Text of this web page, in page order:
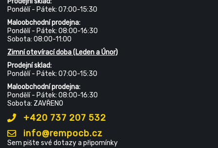
Pondělí - Pátek: 07:00-15:30
Maloobchodní prodejna:
Pondělí - Pátek: 08:00-16:30
Sobota: 08:00-11:00
Zimní otevírací doba (Leden a Únor)
Prodejní sklad:
Pondělí - Pátek: 07:00-15:30
Maloobchodní prodejna:
Pondělí - Pátek: 08:00-16:30
Sobota: ZAVŘENO
+420 737 207 532
info@rempocb.cz
Sem pište své dotazy a připomínky